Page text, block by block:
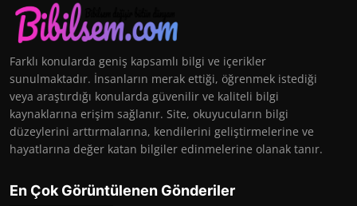
Farklı konularda geniş kapsamlı bilgi ve içerikler
sunulmaktadır. İnsanların merak ettiği, öğrenmek istediği
veya araştırdığı konularda güvenilir ve kaliteli bilgi
kaynaklarına erişim sağlanır. Site, okuyucuların bilgi
düzeylerini arttırmalarına, kendilerini geliştirmelerine ve
hayatlarına değer katan bilgiler edinmelerine olanak tanır.
En Çok Görüntülenen Gönderiler